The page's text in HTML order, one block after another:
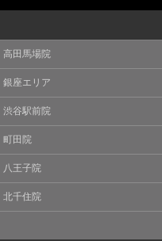
高田馬場院
銀座エリア
渋谷駅前院
町田院
八王子院
北千住院